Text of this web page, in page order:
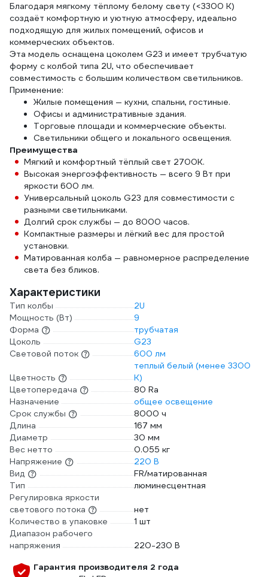
Благодаря мягкому тёплому белому свету (<3300 K)
создаёт комфортную и уютную атмосферу, идеально
подходящую для жилых помещений, офисов и
коммерческих объектов.
Эта модель оснащена цоколем G23 и имеет трубчатую
форму с колбой типа 2U, что обеспечивает
совместимость с большим количеством светильников.
Применение:
Жилые помещения — кухни, спальни, гостиные.
Офисы и административные здания.
Торговые площади и коммерческие объекты.
Светильники общего и локального освещения.
Преимущества
Мягкий и комфортный тёплый свет 2700K.
Высокая энергоэффективность — всего 9 Вт при
яркости 600 лм.
Универсальный цоколь G23 для совместимости с
разными светильниками.
Долгий срок службы — до 8000 часов.
Компактные размеры и лёгкий вес для простой
установки.
Матированная колба — равномерное распределение
света без бликов.
Характеристики
Тип колбы
2U
Мощность (Вт)
9
Форма
трубчатая
Цоколь
G23
Световой поток
600 лм
Цветность
теплый белый (менее 3300
К)
Цветопередача
80 Ra
Назначение
общее освещение
Срок службы
8000 ч
Длина
167 мм
Диаметр
30 мм
Вес нетто
0.055 кг
Напряжение
220 В
Вид
FR/матированная
Тип
люминесцентная
Регулировка яркости
светового потока
нет
Количество в упаковке
1 шт
Диапазон рабочего
напряжения
220-230 В
Гарантия производителя 2 года